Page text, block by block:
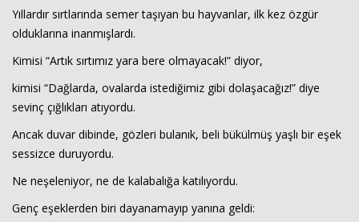
Yıllardır sırtlarında semer taşıyan bu hayvanlar, ilk kez özgür
olduklarına inanmışlardı.
Kimisi “Artık sırtımız yara bere olmayacak!” diyor,
kimisi “Dağlarda, ovalarda istediğimiz gibi dolaşacağız!” diye
sevinç çığlıkları atıyordu.
Ancak duvar dibinde, gözleri bulanık, beli bükülmüş yaşlı bir eşek
sessizce duruyordu.
Ne neşeleniyor, ne de kalabalığa katılıyordu.
Genç eşeklerden biri dayanamayıp yanına geldi: